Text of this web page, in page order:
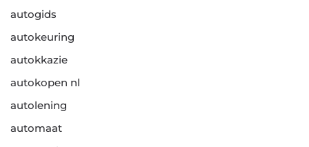
autogids
autokeuring
autokkazie
autokopen nl
autolening
automaat